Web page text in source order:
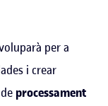
per a
i crear
processament